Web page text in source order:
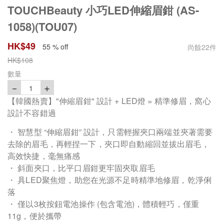
TOUCHBeauty 小巧LED伸縮眉鉗 (AS-
1058)(TOU07)
HK$49 55 % off 尚餘22件
HK$108
數量
－ 1 ＋
【韓國熱賣】"伸縮眉鉗" 設計 + LED燈 = 精準修眉，窩心
設計不容錯過
・ 智慧型 “伸縮眉鉗” 設計，只需輕握夾口兩端並夾著需要
去除的眉毛，再輕捏一下，夾口即自動縮回並拔出眉毛，
高效快捷，毫無痛感
・ 斜面夾口，比平口眉鉗更牢固夾取眉毛
・ 具LED聚焦燈，助您在光源不足時精準地修眉，乾淨俐
落
・ 僅以3枚按鈕電池操作 (包含電池)，體積輕巧，僅重
11g，便於攜帶